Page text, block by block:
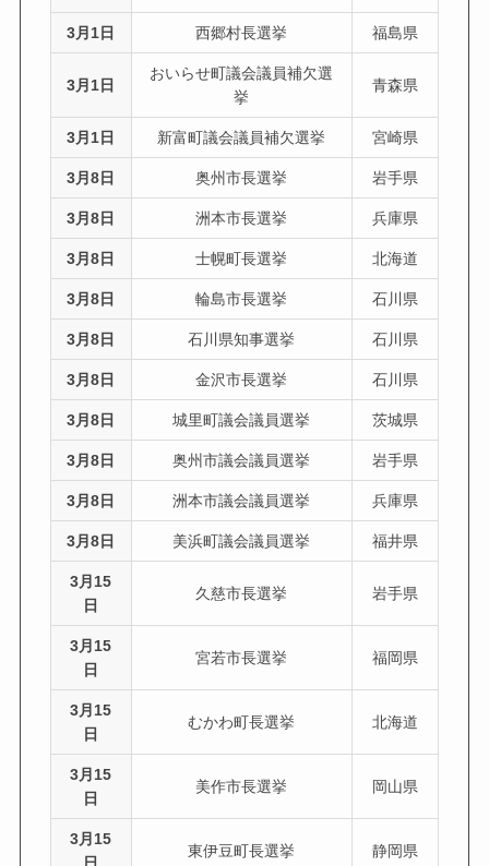
3月1日 西郷村長選挙 福島県
3月1日
おいらせ町議会議員補欠選
挙
青森県
3月1日 新富町議会議員補欠選挙 宮崎県
3月8日 奥州市長選挙 岩手県
3月8日 洲本市長選挙 兵庫県
3月8日 士幌町長選挙 北海道
3月8日 輪島市長選挙 石川県
3月8日 石川県知事選挙 石川県
3月8日 金沢市長選挙 石川県
3月8日 城里町議会議員選挙 茨城県
3月8日 奥州市議会議員選挙 岩手県
3月8日 洲本市議会議員選挙 兵庫県
3月8日 美浜町議会議員選挙 福井県
3月15
日
久慈市長選挙 岩手県
3月15
日
宮若市長選挙 福岡県
3月15
日
むかわ町長選挙 北海道
3月15
日
美作市長選挙 岡山県
3月15
東伊豆町長選挙 静岡県